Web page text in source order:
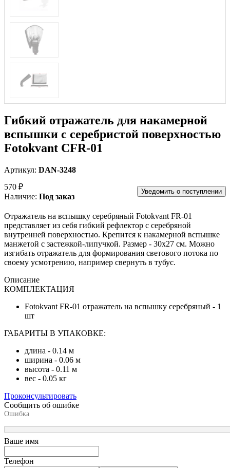
Гибкий отражатель для накамерной
вспышки с серебристой поверхностью
Fotokvant CFR-01
Артикул: DAN-3248
570 ₽
Наличие: Под заказ
Уведомить о поступлении
Отражатель на вспышку серебряный Fotokvant FR-01
представляет из себя гибкий рефлектор с серебряной
внутренней поверхностью. Крепится к накамерной вспышке
манжетой с застежкой-липучкой. Размер - 30х27 см. Можно
изгибать отражатель для формирования светового потока по
своему усмотрению, например свернуть в тубус.
Описание
КОМПЛЕКТАЦИЯ
Fotokvant FR-01 отражатель на вспышку серебряный - 1
шт
ГАБАРИТЫ В УПАКОВКЕ:
длина - 0.14 м
ширина - 0.06 м
высота - 0.11 м
вес - 0.05 кг
Проконсультировать
Сообщить об ошибке
Ошибка
Ваше имя
Телефон